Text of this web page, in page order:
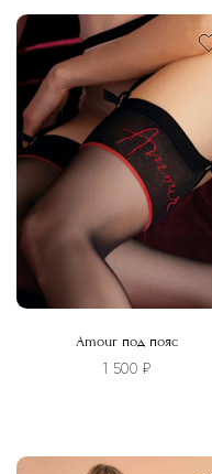
товар
имеет
несколько
вариаций.
Опции
можно
выбрать
странице
товара.
Amour под пояс
1 500 ₽
товар